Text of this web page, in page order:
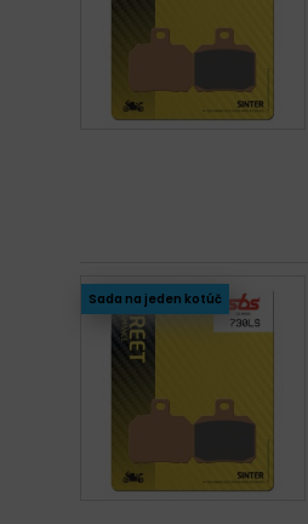
Sada na jeden kotúč